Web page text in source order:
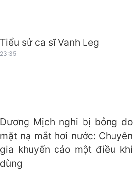
Tiểu sử ca sĩ Vanh Leg
23:35
Dương Mịch nghi bị bỏng do
mặt nạ mắt hơi nước: Chuyên
gia khuyến cáo một điều khi
dùng